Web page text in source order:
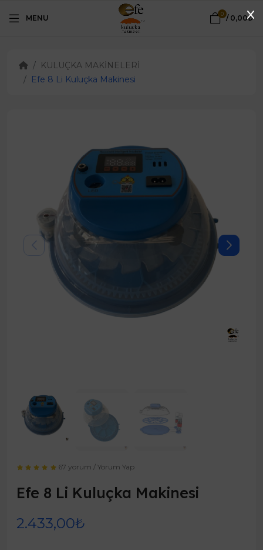
MENU 0 / 0,00₺
KULUÇKA MAKİNELERİ
Efe 8 Li Kuluçka Makinesi
67 yorum /Yorum Yap
Efe 8 Li Kuluçka Makinesi
2.433,00₺